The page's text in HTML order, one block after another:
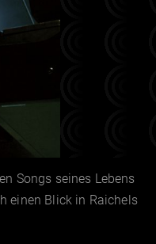
Songs seines Lebens
einen Blick in Raichels